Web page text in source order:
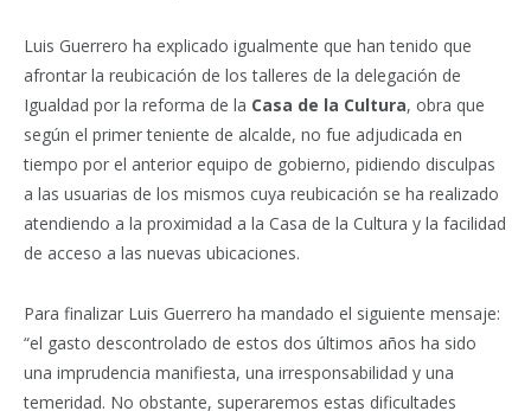
Luis Guerrero ha explicado igualmente que han tenido que
afrontar la reubicación de los talleres de la delegación de
Igualdad por la reforma de la Casa de la Cultura, obra que
según el primer teniente de alcalde, no fue adjudicada en
tiempo por el anterior equipo de gobierno, pidiendo disculpas
a las usuarias de los mismos cuya reubicación se ha realizado
atendiendo a la proximidad a la Casa de la Cultura y la facilidad
de acceso a las nuevas ubicaciones.
Para finalizar Luis Guerrero ha mandado el siguiente mensaje:
“el gasto descontrolado de estos dos últimos años ha sido
una imprudencia manifiesta, una irresponsabilidad y una
temeridad. No obstante, superaremos estas dificultades